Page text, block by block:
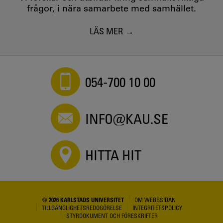
frågor, i nära samarbete med samhället.
LÄS MER
054-700 10 00
INFO@KAU.SE
HITTA HIT
© 2026 KARLSTADS UNIVERSITET
OM WEBBSIDAN
TILLGÄNGLIGHETSREDOGÖRELSE
INTEGRITETSPOLICY
STYRDOKUMENT OCH FÖRESKRIFTER